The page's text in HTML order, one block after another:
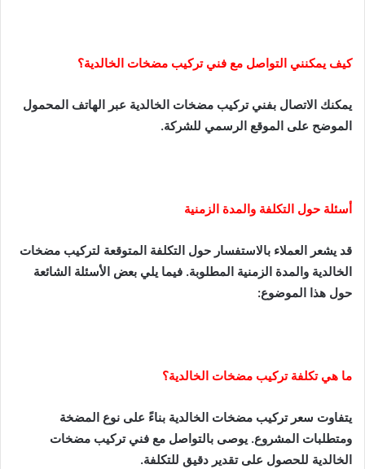
كيف يمكنني التواصل مع فني تركيب مضخات الخالدية؟
يمكنك الاتصال بفني تركيب مضخات الخالدية عبر الهاتف المحمول
الموضح على الموقع الرسمي للشركة.
أسئلة حول التكلفة والمدة الزمنية
قد يشعر العملاء بالاستفسار حول التكلفة المتوقعة لتركيب مضخات
الخالدية والمدة الزمنية المطلوبة. فيما يلي بعض الأسئلة الشائعة
حول هذا الموضوع:
ما هي تكلفة تركيب مضخات الخالدية؟
يتفاوت سعر تركيب مضخات الخالدية بناءً على نوع المضخة
ومتطلبات المشروع. يوصى بالتواصل مع فني تركيب مضخات
الخالدية للحصول على تقدير دقيق للتكلفة.